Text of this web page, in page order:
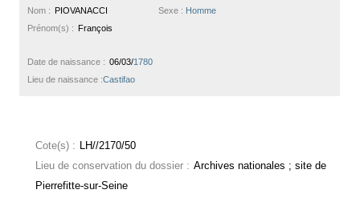
Sexe : Homme
Nom : PIOVANACCI
Prénom(s) : François
Date de naissance : 06/03/1780
Lieu de naissance :Castifao
Cote(s) : LH//2170/50
Lieu de conservation du dossier : Archives nationales ; site de
Pierrefitte-sur-Seine